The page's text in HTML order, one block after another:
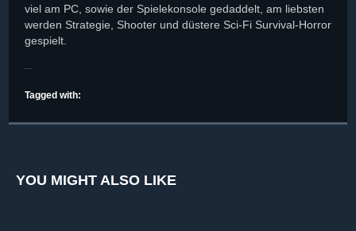
viel am PC, sowie der Spielekonsole gedaddelt, am liebsten
werden Strategie, Shooter und düstere Sci-Fi Survival-Horror
gespielt.
Tagged with:
YOU MIGHT ALSO LIKE